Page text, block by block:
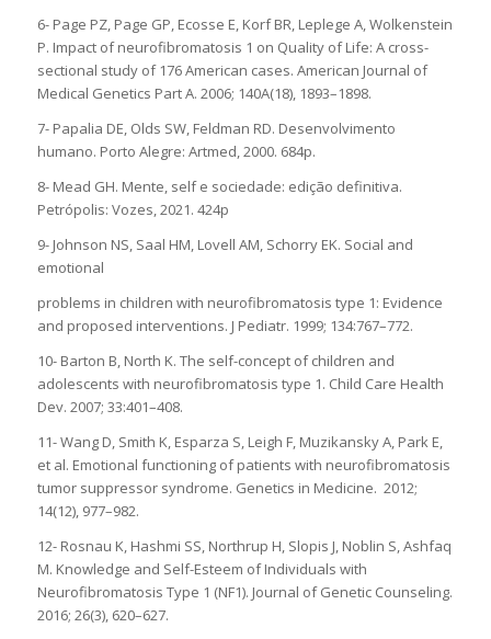
6- Page PZ, Page GP, Ecosse E, Korf BR, Leplege A, Wolkenstein
P. Impact of neurofibromatosis 1 on Quality of Life: A cross-
sectional study of 176 American cases. American Journal of
Medical Genetics Part A. 2006; 140A(18), 1893–1898.
7- Papalia DE, Olds SW, Feldman RD. Desenvolvimento
humano. Porto Alegre: Artmed, 2000. 684p.
8- Mead GH. Mente, self e sociedade: edição definitiva.
Petrópolis: Vozes, 2021. 424p
9- Johnson NS, Saal HM, Lovell AM, Schorry EK. Social and
emotional
problems in children with neurofibromatosis type 1: Evidence
and proposed interventions. J Pediatr. 1999; 134:767–772.
10- Barton B, North K. The self-concept of children and
adolescents with neurofibromatosis type 1. Child Care Health
Dev. 2007; 33:401–408.
11- Wang D, Smith K, Esparza S, Leigh F, Muzikansky A, Park E,
et al. Emotional functioning of patients with neurofibromatosis
tumor suppressor syndrome. Genetics in Medicine. 2012;
14(12), 977–982.
12- Rosnau K, Hashmi SS, Northrup H, Slopis J, Noblin S, Ashfaq
M. Knowledge and Self-Esteem of Individuals with
Neurofibromatosis Type 1 (NF1). Journal of Genetic Counseling.
2016; 26(3), 620–627.